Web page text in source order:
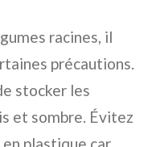
racines, il
précautions.
stocker les
et sombre. Évitez